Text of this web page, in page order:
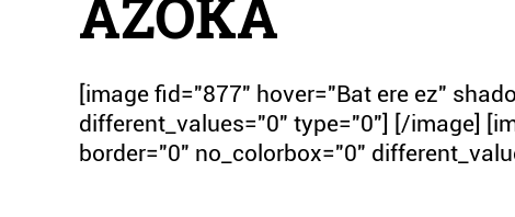
AZOKA
[image fid="877" hover="Bat ere ez"
different_values="0" type="0"] [/image]
border="0" no_colorbox="0"